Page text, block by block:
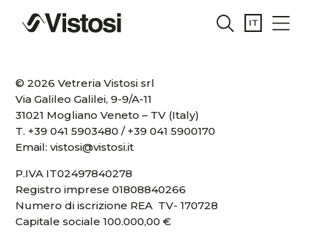
© 2026 Vetreria Vistosi srl
Via Galileo Galilei, 9-9/A-11
31021 Mogliano Veneto – TV (Italy)
T. +39 041 5903480 / +39 041 5900170
Email:vistosi@vistosi.it
P.IVA IT02497840278
Registro imprese 01808840266
Numero di iscrizione REA TV- 170728
Capitale sociale 100.000,00 €